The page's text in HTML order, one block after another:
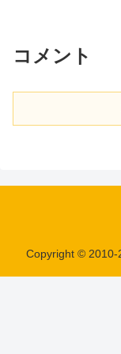
コメント
Copyright © 2010-